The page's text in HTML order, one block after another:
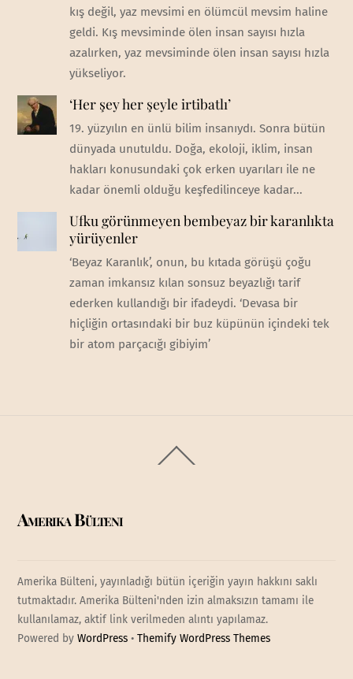
kış değil, yaz mevsimi en ölümcül mevsim haline
geldi. Kış mevsiminde ölen insan sayısı hızla
azalırken, yaz mevsiminde ölen insan sayısı hızla
yükseliyor.
‘Her şey her şeyle irtibatlı’
19. yüzyılın en ünlü bilim insanıydı. Sonra bütün
dünyada unutuldu. Doğa, ekoloji, iklim, insan
hakları konusundaki çok erken uyarıları ile ne
kadar önemli olduğu keşfedilinceye kadar...
Ufku görünmeyen bembeyaz bir karanlıkta
yürüyenler
‘Beyaz Karanlık’, onun, bu kıtada görüşü çoğu
zaman imkansız kılan sonsuz beyazlığı tarif
ederken kullandığı bir ifadeydi. ‘Devasa bir
hiçliğin ortasındaki bir buz küpünün içindeki tek
bir atom parçacığı gibiyim’
To
Amerika Bülteni
Amerika Bülteni, yayınladığı bütün içeriğin yayın hakkını saklı
tutmaktadır. Amerika Bülteni'nden izin almaksızın tamamı ile
kullanılamaz, aktif link verilmeden alıntı yapılamaz.
Powered byWordPress •Themify WordPress Themes